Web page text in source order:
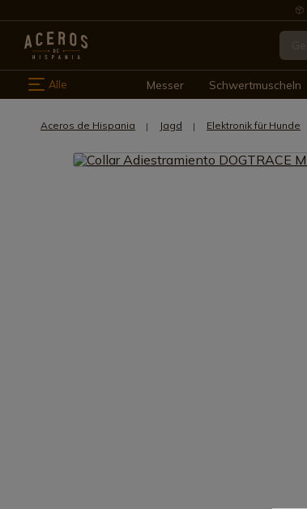
Alle Messer Schwertmuscheln
Aceros de Hispania Jagd Elektronik für Hunde